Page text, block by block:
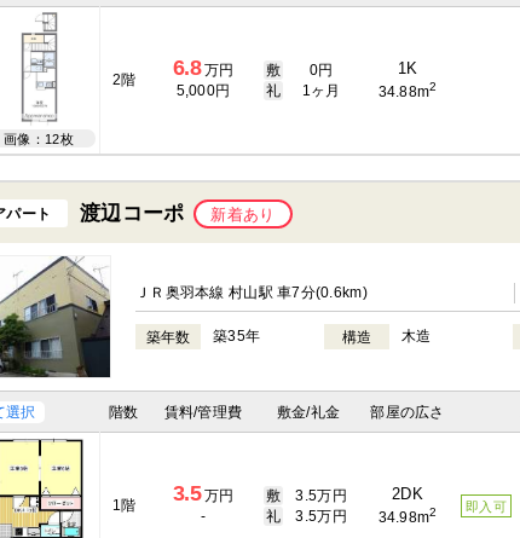
画像：12枚
2階 6.8万円
5,000円
敷
0円
礼
1ヶ月
1K
34.88m2
パート 渡辺コーポ 新着あり
ＪＲ奥羽本線 村山駅 車7分(0.6km)
築年数 築35年 構造 木造
選択 階数 賃料/管理費 敷金/礼金 部屋の広さ
1階 3.5万円
-
敷
3.5万円
礼
3.5万円
2DK
34.98m2 即入可